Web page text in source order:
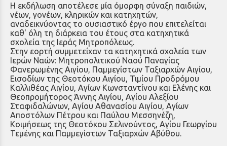
Η εκδήλωση αποτέλεσε μία όμορφη σύναξη παιδιών,
νέων, γονέων, κληρικών και κατηχητών,
αναδεικνύοντας το ουσιαστικό έργο που επιτελείται
καθ' όλη τη διάρκεια του έτους στα κατηχητικά
σχολεία της Ιεράς Μητροπόλεως.
Στην εορτή συμμετείχαν τα κατηχητικά σχολεία των
Ιερών Ναών: Μητροπολιτικού Ναού Παναγίας
Φανερωμένης Αιγίου, Παμμεγίστων Ταξιαρχών Αιγίου,
Εισοδίων της Θεοτόκου Αιγίου, Τιμίου Προδρόμου
Καλλιθέας Αιγίου, Αγίων Κωνσταντίνου και Ελένης και
Θεοπρομήτορος Άννης Αιγίου, Αγίου Αλεξίου
Σταφιδαλώνων, Αγίου Αθανασίου Αιγίου, Αγίων
Αποστόλων Πέτρου και Παύλου Μεσσηνέζη,
Κοιμήσεως της Θεοτόκου Σελινούντος, Αγίου Γεωργίου
Τεμένης και Παμμεγίστων Ταξιαρχών Αβύθου.